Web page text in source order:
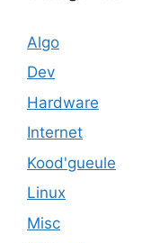
Algo
Dev
Hardware
Internet
Kood'gueule
Linux
Misc